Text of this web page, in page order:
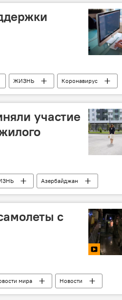
ЖИЗНЬ
Коронавирус
участие
Азербайджан
Мехрибан Алиева
Говсан
с
мира
Новости